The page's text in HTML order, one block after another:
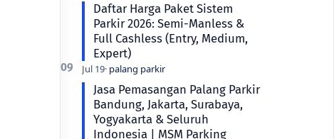
Daftar Harga Paket Sistem
Parkir 2026: Semi-Manless &
Full Cashless (Entry, Medium,
Expert)
Jasa Pemasangan Palang Parkir
Bandung, Jakarta, Surabaya,
Yogyakarta & Seluruh
Indonesia | MSM Parking